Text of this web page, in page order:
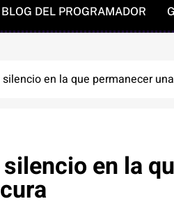
BLOG DEL PROGRAMADOR
en la que permanecer
en la